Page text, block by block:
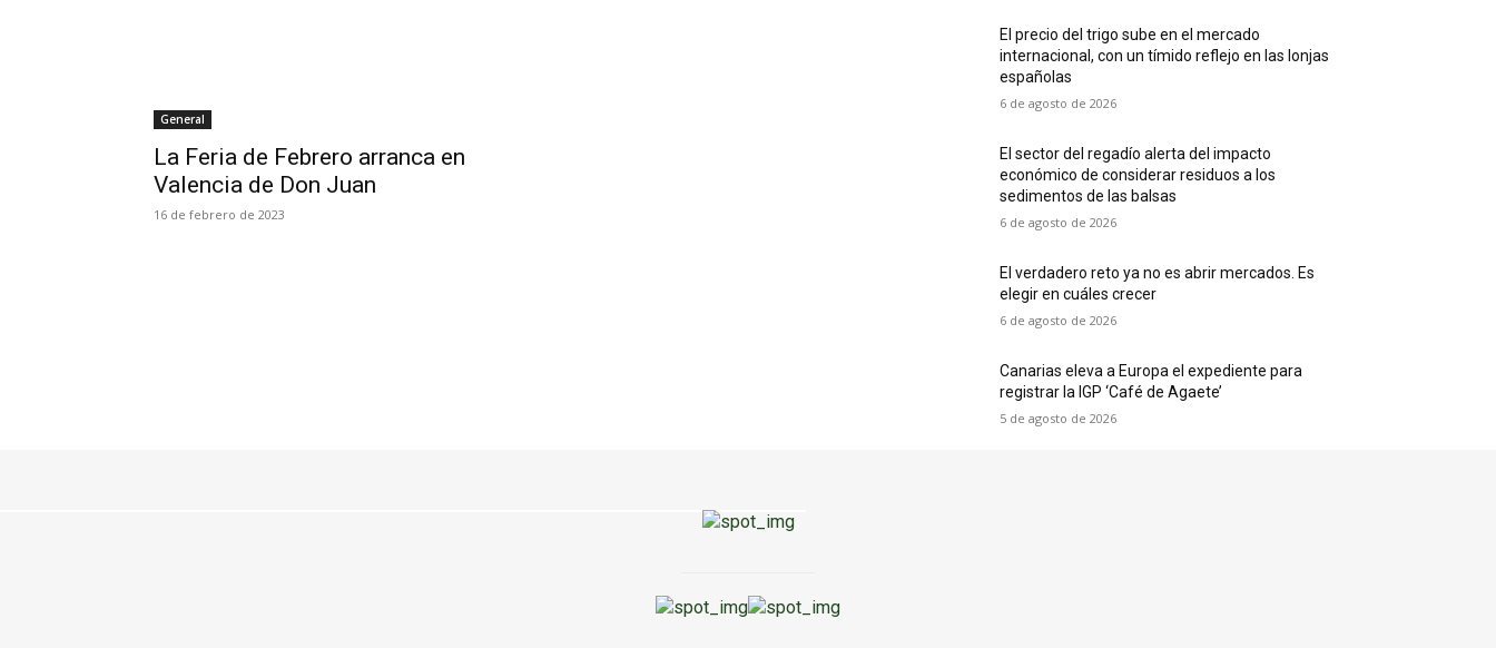
General
La Feria de Febrero arranca en
Valencia de Don Juan
16 de febrero de 2023
El precio del trigo sube en el mercado
internacional, con un tímido reflejo en las lonjas
españolas
6 de agosto de 2026
El sector del regadío alerta del impacto
económico de considerar residuos a los
sedimentos de las balsas
6 de agosto de 2026
El verdadero reto ya no es abrir mercados. Es
elegir en cuáles crecer
6 de agosto de 2026
Canarias eleva a Europa el expediente para
registrar la IGP ‘Café de Agaete’
5 de agosto de 2026